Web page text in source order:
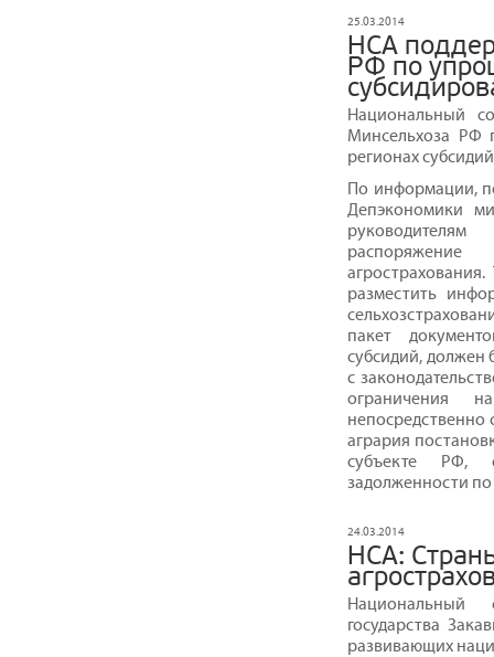
25.03.2014
НСА
РФ по
Национальный
Минсельхоза РФ
регионах
По информации,
Депэкономики
разместить
пакет
субсидий, должен
с
ограничения
непосредственно
агрария
субъекте РФ,
задолженности по
24.03.2014
НСА:
Национальный
государства
развивающих